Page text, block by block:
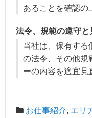
あることを確認の
法令、規範の遵守と
当社は、保有する
の法令、その他規
ーの内容を適宜見
お仕事紹介, エリ